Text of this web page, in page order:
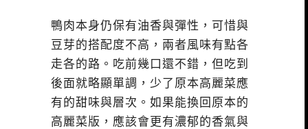
鴨肉本身仍保有油香與彈性，可惜與
豆芽的搭配度不高，兩者風味有點各
走各的路。吃前幾口還不錯，但吃到
後面就略顯單調，少了原本高麗菜應
有的甜味與層次。如果能換回原本的
高麗菜版，應該會更有濃郁的香氣與